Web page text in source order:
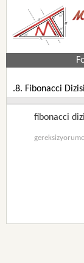
.8. Fibonacci
fibonacci